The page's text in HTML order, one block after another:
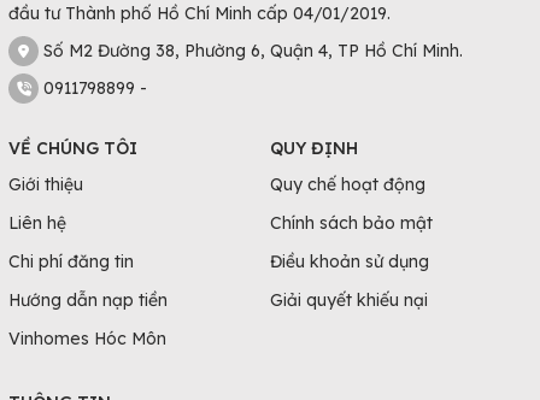
đầu tư Thành phố Hồ Chí Minh cấp 04/01/2019.
Số M2 Đường 38, Phường 6, Quận 4, TP Hồ Chí Minh.
0911798899 -
VỀ CHÚNG TÔI
Giới thiệu
Liên hệ
Chi phí đăng tin
Hướng dẫn nạp tiền
Vinhomes Hóc Môn
QUY ĐỊNH
Quy chế hoạt động
Chính sách bảo mật
Điều khoản sử dụng
Giải quyết khiếu nại